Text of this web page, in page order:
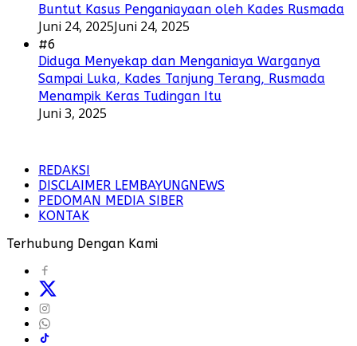
Buntut Kasus Penganiayaan oleh Kades Rusmada
Juni 24, 2025Juni 24, 2025
#6
Diduga Menyekap dan Menganiaya Warganya
Sampai Luka, Kades Tanjung Terang, Rusmada
Menampik Keras Tudingan Itu
Juni 3, 2025
REDAKSI
DISCLAIMER LEMBAYUNGNEWS
PEDOMAN MEDIA SIBER
KONTAK
Terhubung Dengan Kami